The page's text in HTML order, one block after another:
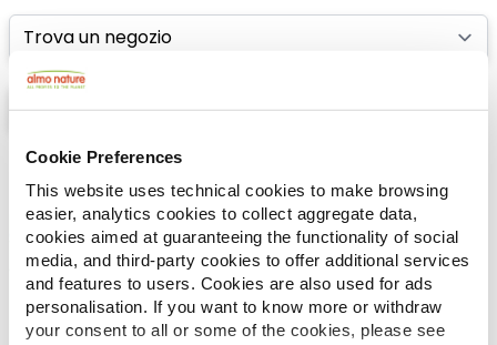
Cookie Preferences
This website uses technical cookies to make browsing
easier, analytics cookies to collect aggregate data,
cookies aimed at guaranteeing the functionality of social
media, and third-party cookies to offer additional services
and features to users. Cookies are also used for ads
personalisation. If you want to know more or withdraw
your consent to all or some of the cookies, please see
Select a tab